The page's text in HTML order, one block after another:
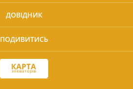
ДОВІДНИК
ПОДИВИТИСЬ